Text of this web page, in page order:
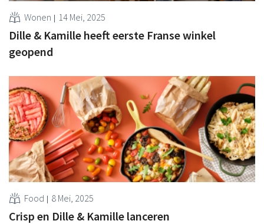
Wonen 14 Mei, 2025
Dille & Kamille heeft eerste Franse winkel
geopend
Food 8 Mei, 2025
Crisp en Dille & Kamille lanceren